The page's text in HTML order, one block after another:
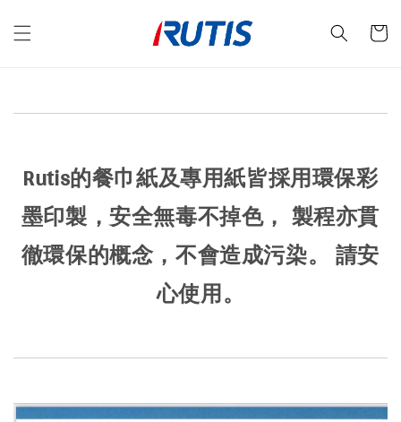
Rutis的餐巾紙及專用紙皆採用環保彩
墨印製，安全無毒不掉色， 製程亦貫
徹環保的概念，不會造成污染。 請安
心使用。